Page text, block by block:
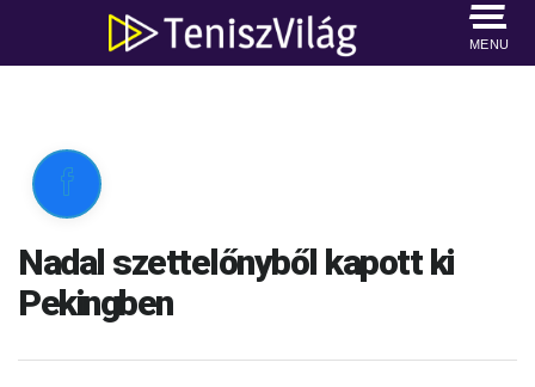
MENU

Nadal szettelőnyből kapott ki
Pekingben